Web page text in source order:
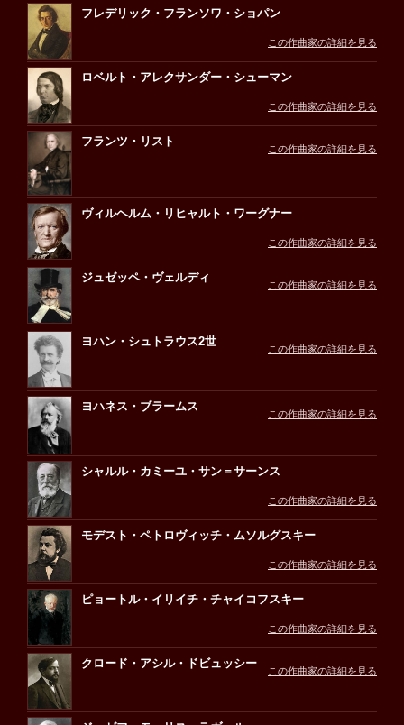
フレデリック・フランソワ・ショパン
この作曲家の詳細を見る
ロベルト・アレクサンダー・シューマン
この作曲家の詳細を見る
フランツ・リスト
この作曲家の詳細を見る
ヴィルヘルム・リヒャルト・ワーグナー
この作曲家の詳細を見る
ジュゼッペ・ヴェルディ
この作曲家の詳細を見る
ヨハン・シュトラウス2世
この作曲家の詳細を見る
ヨハネス・ブラームス
この作曲家の詳細を見る
シャルル・カミーユ・サン＝サーンス
この作曲家の詳細を見る
モデスト・ペトロヴィッチ・ムソルグスキー
この作曲家の詳細を見る
ピョートル・イリイチ・チャイコフスキー
この作曲家の詳細を見る
クロード・アシル・ドビュッシー
この作曲家の詳細を見る